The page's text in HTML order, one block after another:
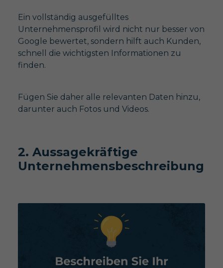
Ein vollständig ausgefülltes
Unternehmensprofil wird nicht nur besser von
Google bewertet, sondern hilft auch Kunden,
schnell die wichtigsten Informationen zu
finden.
Fügen Sie daher alle relevanten Daten hinzu,
darunter auch Fotos und Videos.
2. Aussagekräftige
Unternehmensbeschreibung